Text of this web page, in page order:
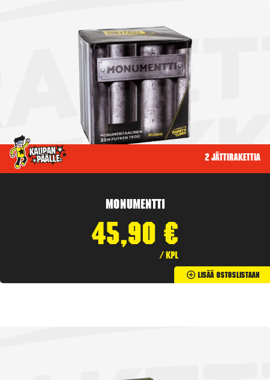
2 jättirakettia
Monumentti
45,90 €
/ kpl
Lisää Ostoslistaan